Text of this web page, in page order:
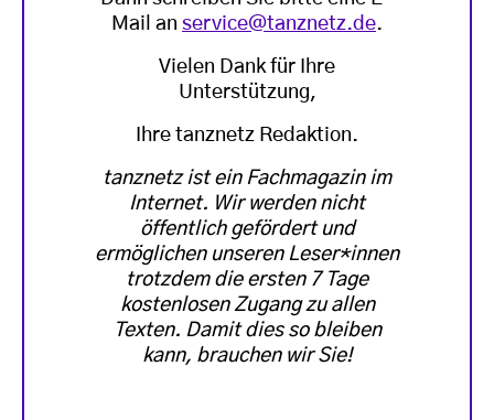
Mail an service@tanznetz.de.
Vielen Dank für Ihre
Unterstützung,
Ihre tanznetz Redaktion.
tanznetz ist ein Fachmagazin im
Internet. Wir werden nicht
öffentlich gefördert und
ermöglichen unseren Leser*innen
trotzdem die ersten 7 Tage
kostenlosen Zugang zu allen
Texten. Damit dies so bleiben
kann, brauchen wir Sie!